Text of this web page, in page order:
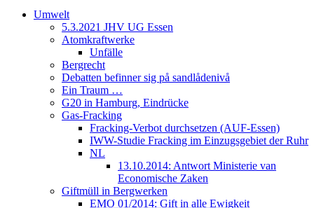
Umwelt
5.3.2021 JHV UG Essen
Atomkraftwerke
Unfälle
Bergrecht
Debatten befinner sig på sandlådenivå
Ein Traum …
G20 in Hamburg, Eindrücke
Gas-Fracking
Fracking-Verbot durchsetzen (AUF-Essen)
IWW-Studie Fracking im Einzugsgebiet der Ruhr
NL
13.10.2014: Antwort Ministerie van
Economische Zaken
Giftmüll in Bergwerken
EMO 01/2014: Gift in alle Ewigkeit